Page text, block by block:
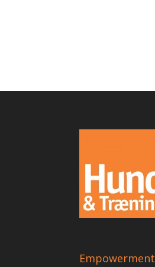
Empowerment